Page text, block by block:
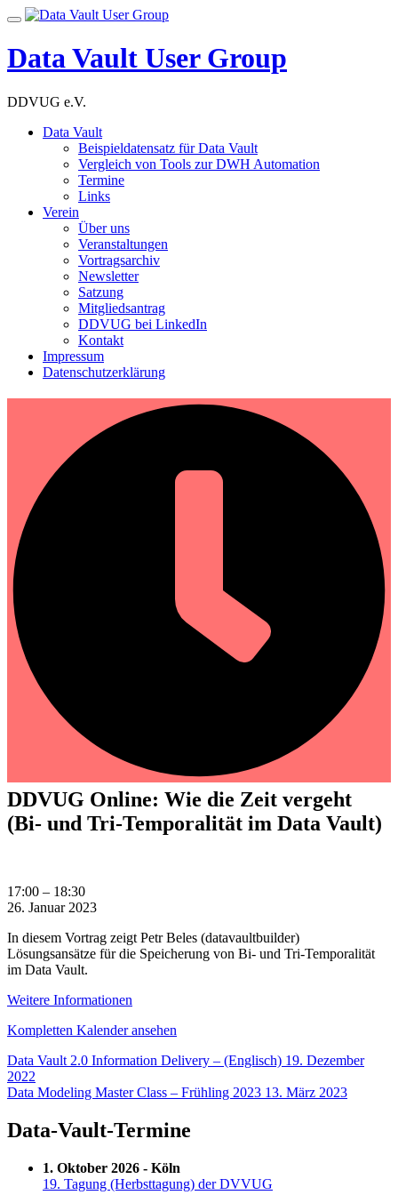
Skip
content
Toggle
Data Vault User Group
DDVUG e.V.
Data Vault
Beispieldatensatz für Data Vault
Vergleich von Tools zur DWH Automation
Termine
Links
Verein
Über uns
Veranstaltungen
Vortragsarchiv
Newsletter
Satzung
Mitgliedsantrag
DDVUG bei LinkedIn
Kontakt
Impressum
Datenschutzerklärung
DDVUG Online: Wie die Zeit vergeht
(Bi- und Tri-Temporalität im Data Vault)
DDVUG
Online:
die
Zeit
vergeht
und
Temporalität
Data
Vault)
17:00 – 18:30
26. Januar 2023
In diesem Vortrag zeigt Petr Beles (datavaultbuilder)
Lösungsansätze für die Speicherung von Bi- und Tri-Temporalität
im Data Vault.
Weitere Informationen
Kompletten Kalender ansehen
Beitragsnavigation
Data Vault 2.0 Information Delivery – (Englisch) 19. Dezember
2022
Data Modeling Master Class – Frühling 2023 13. März 2023
Data-Vault-Termine
1. Oktober 2026 - Köln
19. Tagung (Herbsttagung) der DVVUG